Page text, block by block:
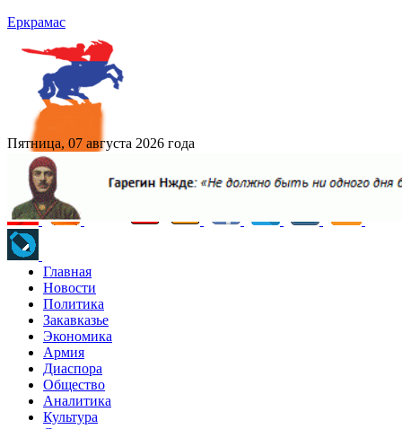
Еркрамас
Пятница, 07 августа 2026 года
Главная
Новости
Политика
Закавказье
Экономика
Армия
Диаспора
Общество
Аналитика
Культура